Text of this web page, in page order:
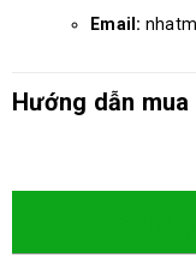
Email:
Hướng dẫn mua